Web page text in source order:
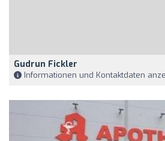
Gudrun Fickler
Informationen und Kontaktdaten